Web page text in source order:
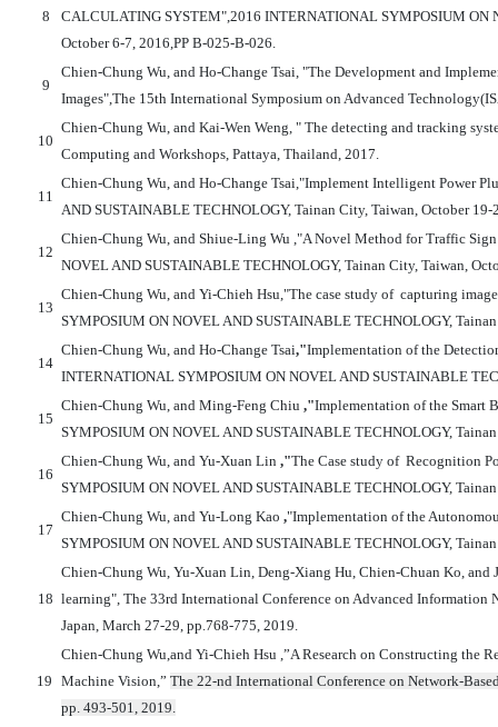
8
CALCULATING SYSTEM",2016 INTERNATIONAL SYMPOSIUM ON
October 6-7, 2016,PP B-025-B-026.
9
Chien-Chung Wu, and Ho-Change Tsai, "The Development and
Images",The 15th International Symposium on Advanced
10
Chien-Chung Wu, and Kai-Wen Weng, " The detecting and tracking
Computing and Workshops, Pattaya, Thailand, 2017.
11
Chien-Chung Wu, and Ho-Change Tsai,"Implement Intelligent Power
AND SUSTAINABLE TECHNOLOGY, Tainan City, Taiwan, October
12
Chien-Chung Wu, and Shiue-Ling Wu ,"A Novel Method for Traffic
NOVEL AND SUSTAINABLE TECHNOLOGY, Tainan City, Taiwan,
13
Chien-Chung Wu, and Yi-Chieh Hsu,"The case study of capturing
SYMPOSIUM ON NOVEL AND SUSTAINABLE TECHNOLOGY,
14
Chien-Chung Wu, and Ho-Change Tsai,"Implementation of the
INTERNATIONAL SYMPOSIUM ON NOVEL AND SUSTAINABLE
15
Chien-Chung Wu, and Ming-Feng Chiu ,"Implementation of the Smart
SYMPOSIUM ON NOVEL AND SUSTAINABLE TECHNOLOGY,
16
Chien-Chung Wu, and Yu-Xuan Lin ,"The Case study of Recognition
SYMPOSIUM ON NOVEL AND SUSTAINABLE TECHNOLOGY,
17
Chien-Chung Wu, and Yu-Long Kao ,"Implementation of the
SYMPOSIUM ON NOVEL AND SUSTAINABLE TECHNOLOGY,
18
Chien-Chung Wu, Yu-Xuan Lin, Deng-Xiang Hu, Chien-Chuan Ko, and
learning", The 33rd International Conference on Advanced
Japan, March 27-29, pp.768-775, 2019.
19
Chien-Chung Wu,and Yi-Chieh Hsu ,”A Research on Constructing the
Machine Vision,” The 22-nd International Conference on Network-
pp. 493-501, 2019.